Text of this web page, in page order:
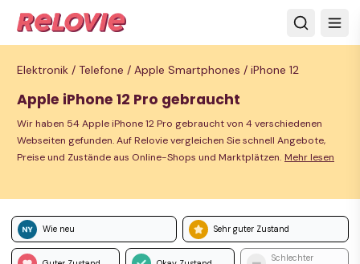
Elektronik / Telefone / Apple Smartphones / iPhone 12
Apple iPhone 12 Pro gebraucht
Wir haben 54 Apple iPhone 12 Pro gebraucht von 4 verschiedenen
Webseiten gefunden. Auf Relovie vergleichen Sie schnell Angebote,
Preise und Zustände aus Online-Shops und Marktplätzen. Mehr lesen
Wie neu Sehr guter Zustand
Schlechter